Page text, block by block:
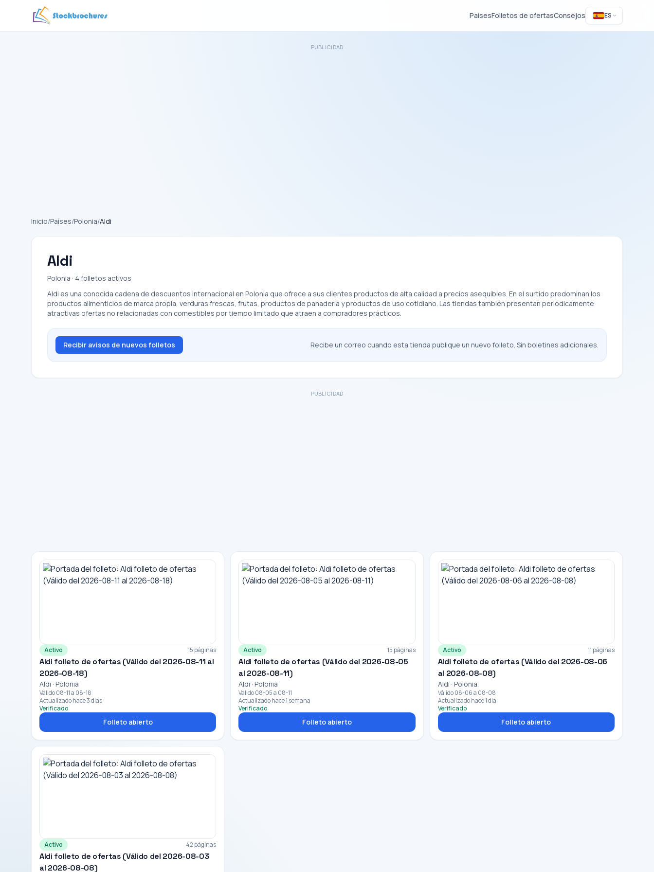
PaísesFolletos de ofertasConsejos ES
PUBLICIDAD
Inicio/Países/Polonia/Aldi
Aldi
Polonia · 4 folletos activos
Aldi es una conocida cadena de descuentos internacional en Polonia que ofrece a sus clientes productos de alta calidad a precios asequibles. En el surtido predominan los
productos alimenticios de marca propia, verduras frescas, frutas, productos de panadería y productos de uso cotidiano. Las tiendas también presentan periódicamente
atractivas ofertas no relacionadas con comestibles por tiempo limitado que atraen a compradores prácticos.
Recibir avisos de nuevos folletos Recibe un correo cuando esta tienda publique un nuevo folleto. Sin boletines adicionales.
PUBLICIDAD
Activo 15 páginas
Aldi folleto de ofertas (Válido del 2026-08-11 al
2026-08-18)
Aldi · Polonia
Válido 08-11 a 08-18
Actualizado hace 3 días
Verificado
Folleto abierto
Activo 15 páginas
Aldi folleto de ofertas (Válido del 2026-08-05
al 2026-08-11)
Aldi · Polonia
Válido 08-05 a 08-11
Actualizado hace 1 semana
Verificado
Folleto abierto
Activo 11 páginas
Aldi folleto de ofertas (Válido del 2026-08-06
al 2026-08-08)
Aldi · Polonia
Válido 08-06 a 08-08
Actualizado hace 1 día
Verificado
Folleto abierto
Activo 42 páginas
Aldi folleto de ofertas (Válido del 2026-08-03
al 2026-08-08)